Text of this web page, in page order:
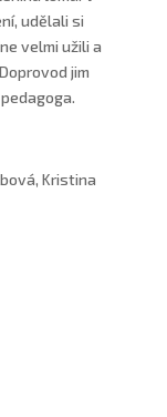
udělali si
velmi užili a
jim
Kristina